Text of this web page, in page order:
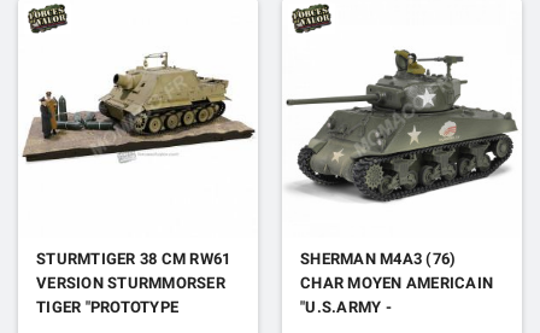
STURMTIGER 38 CM RW61
VERSION STURMMORSER
TIGER "PROTOTYPE
SHERMAN M4A3 (76)
CHAR MOYEN AMERICAIN
"U.S.ARMY -